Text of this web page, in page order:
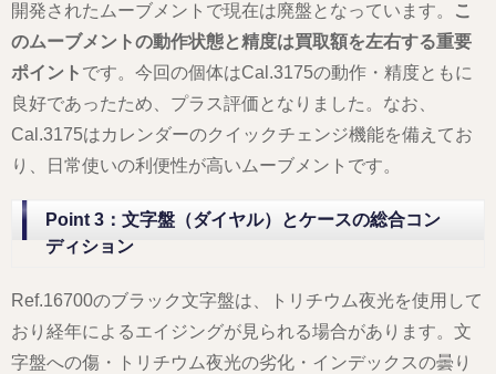
開発されたムーブメントで現在は廃盤となっています。
こ
のムーブメントの動作状態と精度は買取額を左右する重要
ポイント です。今回の個体はCal.3175の動作・精度ともに
良好であったため、プラス評価となりました。なお、
Cal.3175はカレンダーのクイックチェンジ機能を備えてお
り、日常使いの利便性が高いムーブメントです。
Point 3：文字盤（ダイヤル）とケースの総合コン
ディション
Ref.16700のブラック文字盤は、トリチウム夜光を使用して
おり経年によるエイジングが見られる場合があります。文
字盤への傷・トリチウム夜光の劣化・インデックスの曇り